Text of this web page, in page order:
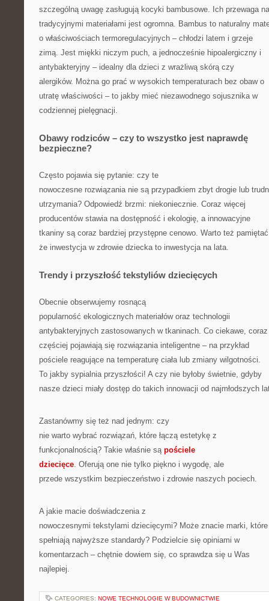
szczególną uwagę zasługują kocyki bambusowe. Ich przewaga
tradycyjnymi materiałami jest ogromna. Bambus to naturalny
o właściwościach termoregulacyjnych – chłodzi latem i grzeje
zimą. Jest miękki niczym puch, a jednocześnie hipoalergiczny i
antybakteryjny – idealny dla dzieci z wrażliwą skórą czy
alergików. Można go prać w wysokich temperaturach bez obaw o
utratę właściwości – to jakby mieć niezawodnego sojusznika w
codziennej pielęgnacji.
Obawy rodziców – czy to wszystko jest naprawdę
bezpieczne?
Często pojawia się pytanie: czy te
nowoczesne rozwiązania nie są przypadkiem zbyt drogie lub
utrzymania? Odpowiedź brzmi: niekoniecznie. Coraz więcej
producentów stawia na dostępność i ekologię, a innowacyjne
tkaniny są coraz bardziej przystępne cenowo. Warto też
że inwestycja w zdrowie dziecka to inwestycja na lata.
Trendy i przyszłość tekstyliów dziecięcych
Obecnie obserwujemy rosnącą
popularność ekologicznych materiałów oraz technologii
antybakteryjnych zastosowanych w tkaninach. Co ciekawe, coraz
częściej pojawiają się rozwiązania inteligentne – na przykład
pościele reagujące na temperaturę ciała lub zmiany wilgotności.
To jakby sypialnia przyszłości! A czy nie byłoby świetnie, gdyby
nasze dzieci miały dostęp do takich innowacji od najmłodszych
Zastanówmy się też nad jednym: czy
nie warto wybrać rozwiązań, które łączą estetykę z
funkcjonalnością? Takie właśnie są pościele
dziecięce. Oferują one nie tylko piękno i wygodę, ale
przede wszystkim bezpieczeństwo i zdrowie naszych pociech.
A jakie macie doświadczenia z
nowoczesnymi tekstylami dziecięcymi? Może znacie marki, które
spełniają najwyższe standardy? Podzielcie się opiniami w
komentarzach – chętnie dowiem się, co sprawdza się u Was
najlepiej.
CATEGORIES: NOWE TECHNOLOGIE W BUDOWNICTWIE